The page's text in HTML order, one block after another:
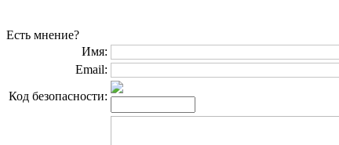
Есть мнение?
Имя:
Email:
Код безопасности: